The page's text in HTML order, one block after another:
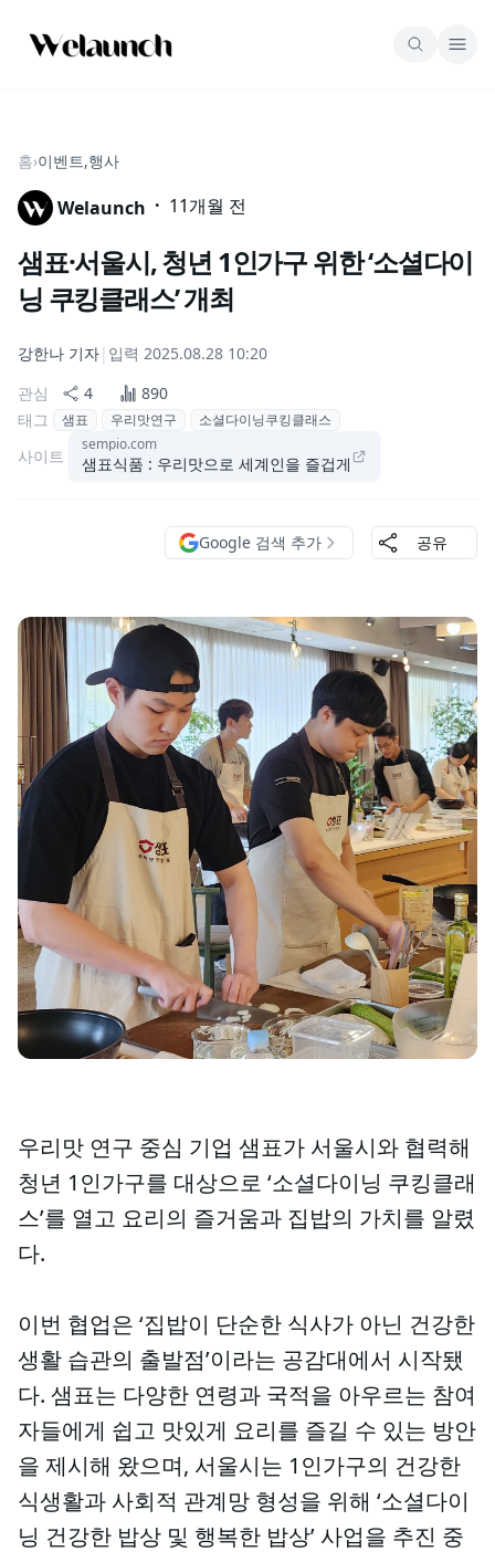
홈›이벤트,행사
Welaunch · 11개월 전
샘표·서울시, 청년 1인가구 위한 ‘소셜다이
닝 쿠킹클래스’ 개최
강한나 기자| 입력 2025.08.28 10:20
관심
4
890
태그
샘표 우리맛연구 소셜다이닝쿠킹클래스
사이트
sempio.com
샘표식품 : 우리맛으로 세계인을 즐겁게
Google 검색 추가 공유
우리맛 연구 중심 기업 샘표가 서울시와 협력해
청년 1인가구를 대상으로 ‘소셜다이닝 쿠킹클래
스’를 열고 요리의 즐거움과 집밥의 가치를 알렸
다.
이번 협업은 ‘집밥이 단순한 식사가 아닌 건강한
생활 습관의 출발점’이라는 공감대에서 시작됐
다. 샘표는 다양한 연령과 국적을 아우르는 참여
자들에게 쉽고 맛있게 요리를 즐길 수 있는 방안
을 제시해 왔으며, 서울시는 1인가구의 건강한
식생활과 사회적 관계망 형성을 위해 ‘소셜다이
닝 건강한 밥상 및 행복한 밥상’ 사업을 추진 중